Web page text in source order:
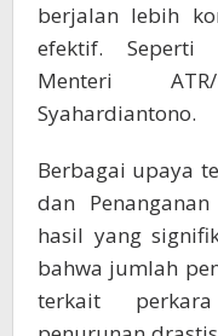
berjalan lebih
efektif. Seperti
Menteri
Syahardiantono.
Berbagai upaya
dan
hasil yang
bahwa jumlah
terkait